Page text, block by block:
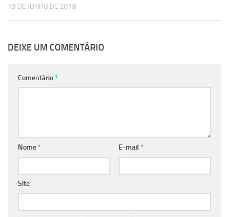
13 DE JUNHO DE 2018
DEIXE UM COMENTÁRIO
Comentário*
Nome* E-mail *
Site